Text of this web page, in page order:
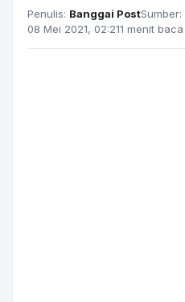
Penulis: Banggai PostSumber:
08 Mei 2021, 02:211 menit baca